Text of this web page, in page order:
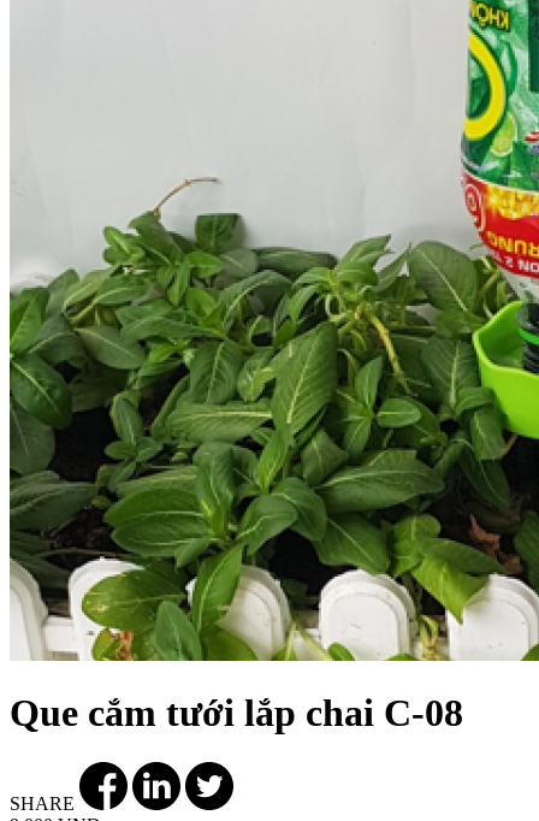
Que cắm tưới lắp chai C-08
SHARE